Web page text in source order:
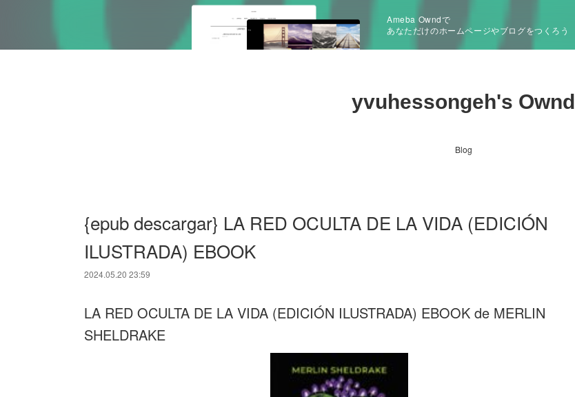
Ameba Owndで
あなただけのホームページやブログをつくろう
yvuhessongeh's Ownd
Blog
{epub descargar} LA RED OCULTA DE LA VIDA (EDICIÓN
ILUSTRADA) EBOOK
2024.05.20 23:59
LA RED OCULTA DE LA VIDA (EDICIÓN ILUSTRADA) EBOOK de MERLIN
SHELDRAKE